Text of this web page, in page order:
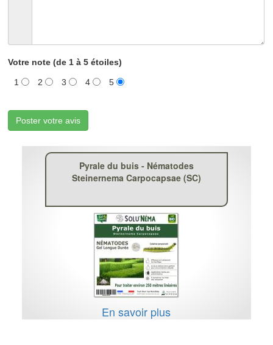
Votre note (de 1 à 5 étoiles)
1 2 3 4 5
Poster votre avis
Pyrale du buis - Nématodes
Steinernema Carpocapsae (SC)
En savoir plus